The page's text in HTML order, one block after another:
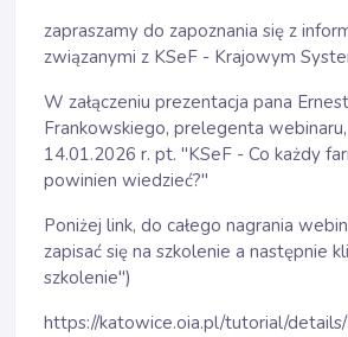
zapraszamy do zapoznania się z
związanymi z KSeF - Krajowym
W załączeniu prezentacja pana
Frankowskiego, prelegenta
14.01.2026 r. pt. "KSeF - Co każdy
powinien wiedzieć?"
Poniżej link, do całego nagrania
zapisać się na szkolenie a następnie
szkolenie")
https://katowice.oia.pl/tutorial/